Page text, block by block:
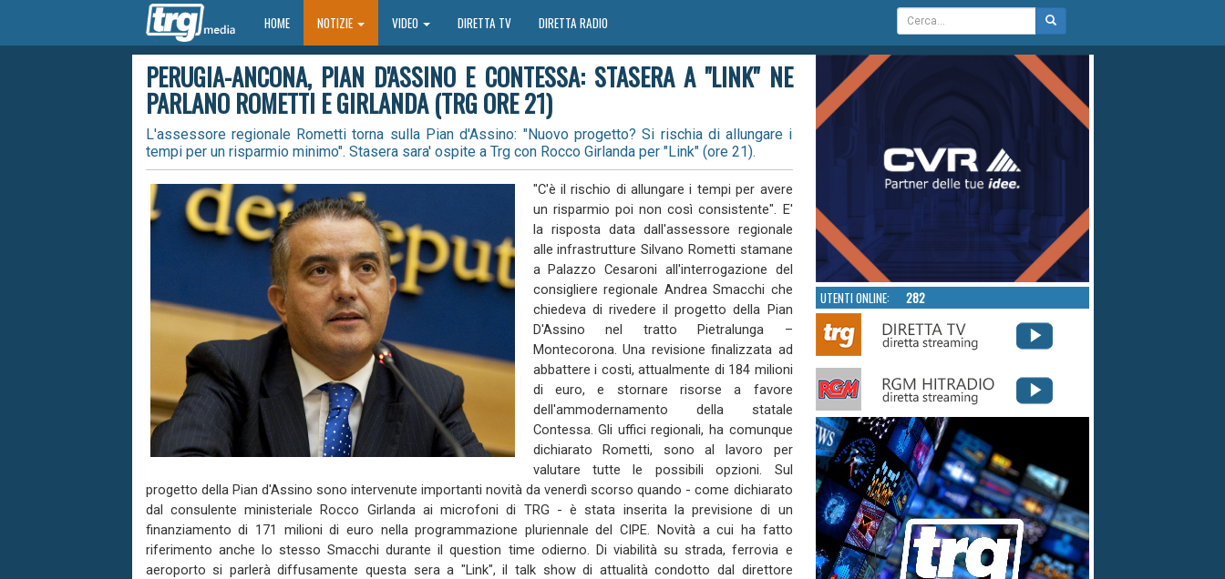
HOMEHOME NOTIZIE VIDEO DIRETTA TV DIRETTA RADIO
PERUGIA-ANCONA, PIAN D'ASSINO E CONTESSA: STASERA A "LINK" NE
PARLANO ROMETTI E GIRLANDA (TRG ORE 21)
L'assessore regionale Rometti torna sulla Pian d'Assino: "Nuovo progetto? Si rischia di allungare i
tempi per un risparmio minimo". Stasera sara' ospite a Trg con Rocco Girlanda per "Link" (ore 21).
"C'è il rischio di allungare i tempi per avere
un risparmio poi non così consistente". E'
la risposta data dall'assessore regionale
alle infrastrutture Silvano Rometti stamane
a Palazzo Cesaroni all'interrogazione del
consigliere regionale Andrea Smacchi che
chiedeva di rivedere il progetto della Pian
D'Assino nel tratto Pietralunga –
Montecorona. Una revisione finalizzata ad
abbattere i costi, attualmente di 184 milioni
di euro, e stornare risorse a favore
dell'ammodernamento della statale
Contessa. Gli uffici regionali, ha comunque
dichiarato Rometti, sono al lavoro per
valutare tutte le possibili opzioni. Sul
progetto della Pian d'Assino sono intervenute importanti novità da venerdì scorso quando - come dichiarato
dal consulente ministeriale Rocco Girlanda ai microfoni di TRG - è stata inserita la previsione di un
finanziamento di 171 milioni di euro nella programmazione pluriennale del CIPE. Novità a cui ha fatto
riferimento anche lo stesso Smacchi durante il question time odierno. Di viabilità su strada, ferrovia e
aeroporto si parlerà diffusamente questa sera a "Link", il talk show di attualità condotto dal direttore
UTENTI ONLINE: 282